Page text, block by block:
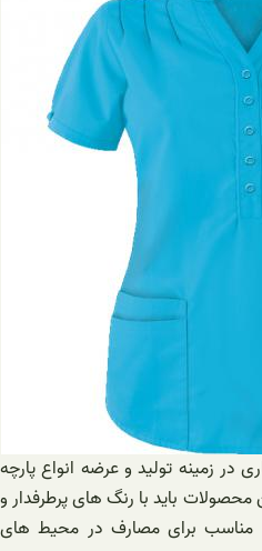
در زمینه تولید و عرضه انواع پارچه
محصولات باید با رنگ های پرطرفدار و
مناسب برای مصارف در محیط های